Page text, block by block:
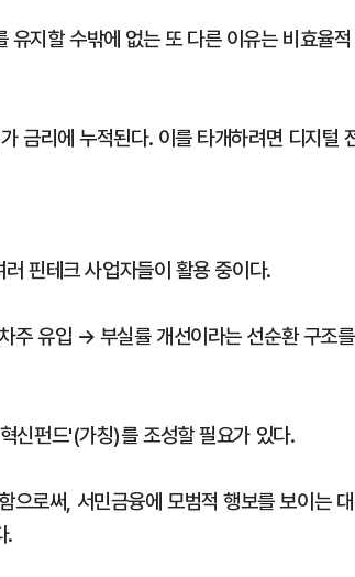
지할 수밖에 없는 또 다른 이유는 비효율적
금리에 누적된다. 이를 타개하려면 디지털
핀테크 사업자들이 활용 중이다.
주 유입 → 부실률 개선이라는 선순환 구조를
신펀드'(가칭)를 조성할 필요가 있다.
으로써, 서민금융에 모범적 행보를 보이는 대
.